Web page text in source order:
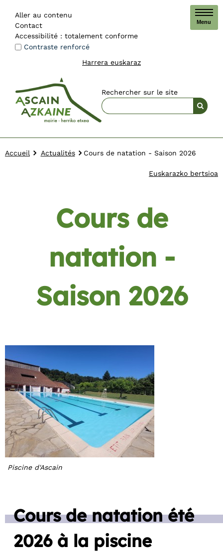
Aller au contenu
Contact
Accessibilité : totalement conforme
Contraste renforcé
Harrera euskaraz
Rechercher sur le site
Menu
Accueil Actualités Cours de natation - Saison 2026
Euskarazko bertsioa
Cours de
natation -
Saison 2026
Piscine d'Ascain
Cours de natation été
2026 à la piscine